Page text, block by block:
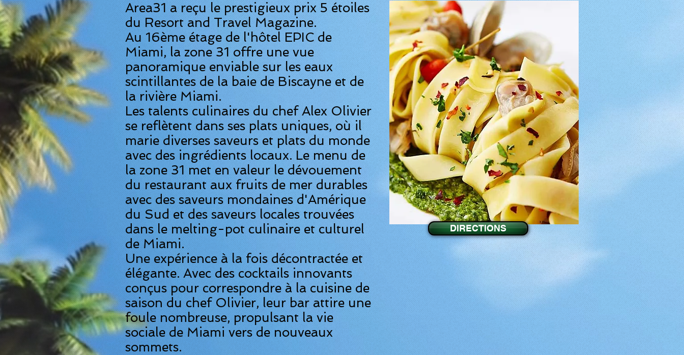
Area31 a reçu le prestigieux prix 5 étoiles
du Resort and Travel Magazine.
Au 16ème étage de l'hôtel EPIC de
Miami, la zone 31 offre une vue
panoramique enviable sur les eaux
scintillantes de la baie de Biscayne et de
la rivière Miami.
Les talents culinaires du chef Alex Olivier
se reflètent dans ses plats uniques, où il
marie diverses saveurs et plats du monde
avec des ingrédients locaux. Le menu de
la zone 31 met en valeur le dévouement
du restaurant aux fruits de mer durables
avec des saveurs mondaines d'Amérique
du Sud et des saveurs locales trouvées
dans le melting-pot culinaire et culturel
de Miami.
Une expérience à la fois décontractée et
élégante. Avec des cocktails innovants
conçus pour correspondre à la cuisine de
saison du chef Olivier, leur bar attire une
foule nombreuse, propulsant la vie
sociale de Miami vers de nouveaux
sommets.
DIRECTIONS